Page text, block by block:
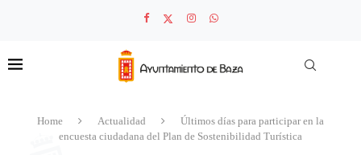
Home Actualidad
Últimos días para participar en la
encuesta ciudadana del Plan de Sostenibilidad Turística